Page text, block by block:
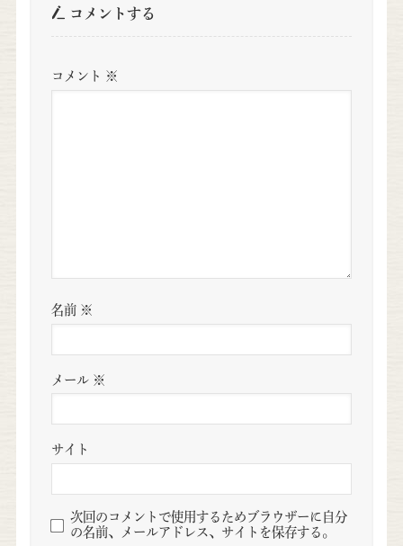
コメントする
コメント ※
名前 ※
メール ※
サイト
次回のコメントで使用するためブラウザーに自分
の名前、メールアドレス、サイトを保存する。